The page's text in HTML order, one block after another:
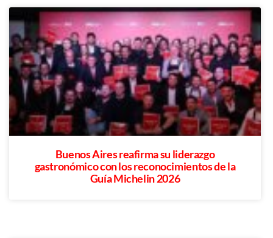
Buenos Aires reafirma su liderazgo
gastronómico con los reconocimientos de la
Guía Michelin 2026